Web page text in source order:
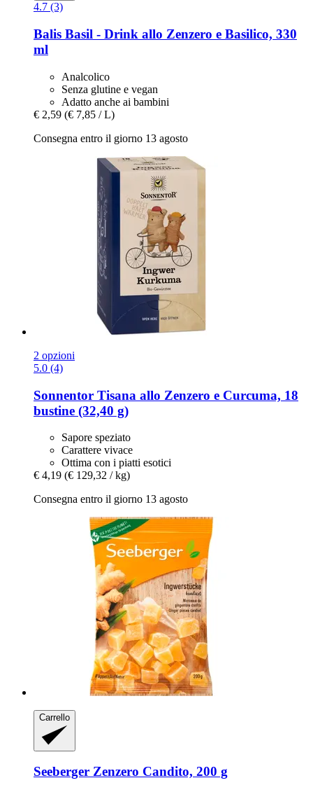
4.7 (3)
Balis Basil -​ Drink allo Zenzero e Basilico, 330
ml
Analcolico
Senza glutine e vegan
Adatto anche ai bambini
€ 2,59 (€ 7,85 / L)
Consegna entro il giorno 13 agosto
2 opzioni
5.0 (4)
Sonnentor Tisana allo Zenzero e Curcuma, 18
bustine (32,40 g)
Sapore speziato
Carattere vivace
Ottima con i piatti esotici
€ 4,19 (€ 129,32 / kg)
Consegna entro il giorno 13 agosto
Carrello
Seeberger Zenzero Candito, 200 g